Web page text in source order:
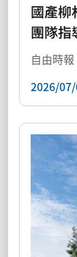
國產柳
團隊指
自由時報
2026/